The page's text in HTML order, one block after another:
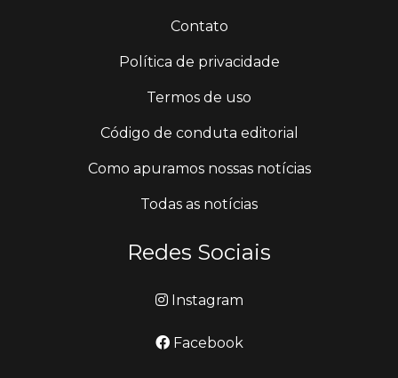
Contato
Política de privacidade
Termos de uso
Código de conduta editorial
Como apuramos nossas notícias
Todas as notícias
Redes Sociais
Instagram
Facebook